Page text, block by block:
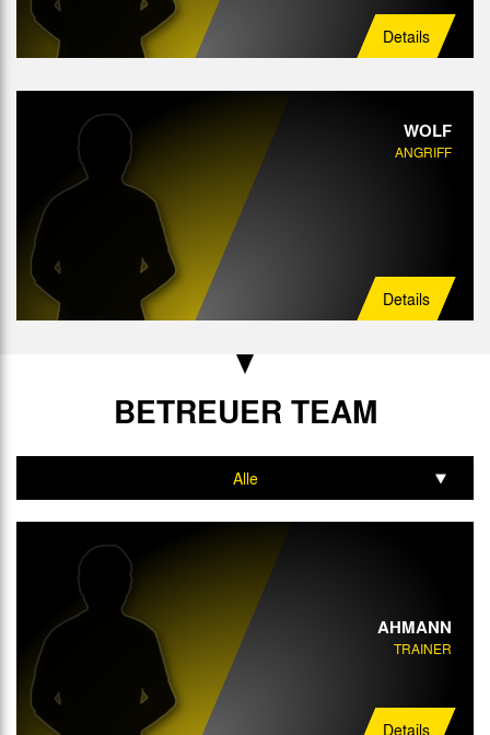
Details
WOLF
ANGRIFF
Details
BETREUER TEAM
Alle
Trainer
AHMANN
TRAINER
Details